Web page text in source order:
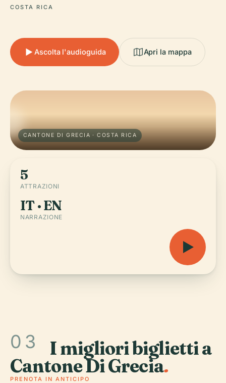
COSTA RICA
Ascolta l'audioguida Apri la mappa
CANTONE DI GRECIA · COSTA RICA
5
ATTRAZIONI
IT · EN
NARRAZIONE
03 I migliori biglietti a
Cantone Di Grecia.
PRENOTA IN ANTICIPO